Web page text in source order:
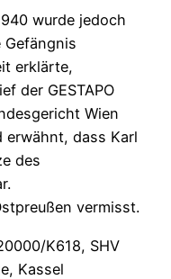
wurde jedoch
erklärte,
der GESTAPO
Wien
erwähnt, dass Karl
des
vermisst.
K618, SHV
Kassel